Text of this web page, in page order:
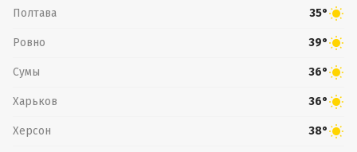
Полтава 35°
Ровно 39°
Сумы 36°
Харьков 36°
Херсон 38°